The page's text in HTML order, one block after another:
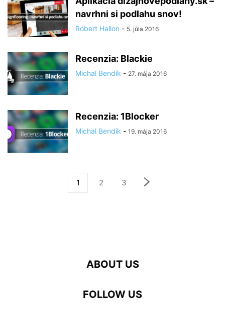
navrhni si podlahu snov!
Róbert Hallon - 5. júla 2016
Recenzia: Blackie
Michal Bendík - 27. mája 2016
Recenzia: 1Blocker
Michal Bendík - 19. mája 2016
1 2 3
ABOUT US
FOLLOW US